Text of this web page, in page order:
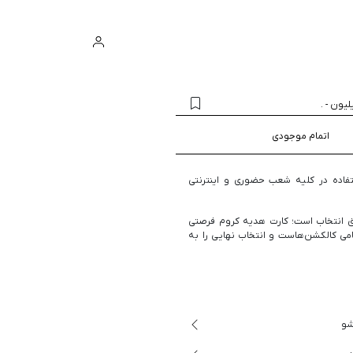
-
.
در کلیه شعب حضوری و اینترنتی
انتخاب است؛ کارت هدیه کروم فرصتی
کالکشن‌هاست و انتخاب نهایی را به
اتمام موجودی